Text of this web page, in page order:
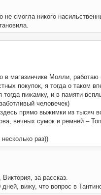
не смогла никого
в магазинчике Молли, работаю
покупок, я тогда о таком
пижамку, и в памяти
человечек)
прямо выжимки из тысяч
вечных сумок и ремней –
раз))
за рассказ.
вижу, что вопрос в